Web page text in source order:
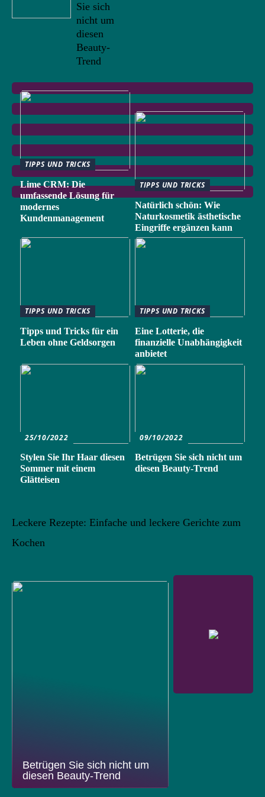
Sie sich
nicht um
diesen
Beauty-
Trend
TIPPS UND TRICKS
Lime CRM: Die
umfassende Lösung für
modernes
Kundenmanagement
TIPPS UND TRICKS
Natürlich schön: Wie
Naturkosmetik ästhetische
Eingriffe ergänzen kann
TIPPS UND TRICKS
Tipps und Tricks für ein
Leben ohne Geldsorgen
TIPPS UND TRICKS
Eine Lotterie, die
finanzielle Unabhängigkeit
anbietet
25/10/2022
Stylen Sie Ihr Haar diesen
Sommer mit einem
Glätteisen
09/10/2022
Betrügen Sie sich nicht um
diesen Beauty-Trend
Leckere Rezepte: Einfache und leckere Gerichte zum
Kochen
Betrügen Sie sich nicht um
diesen Beauty-Trend